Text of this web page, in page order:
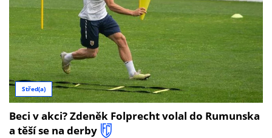
Střed(a)
Beci v akci? Zdeněk Folprecht volal do Rumunska
a těší se na derby